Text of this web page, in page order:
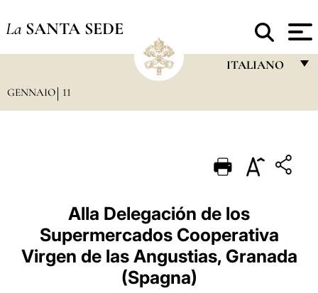
La SANTA SEDE
ITALIANO
PORTUGUÊS
ESPAÑOL
DEUTSCH
POLSKI
GENNAIO 11
Alla Delegación de los
Supermercados Cooperativa
Virgen de las Angustias, Granada
(Spagna)